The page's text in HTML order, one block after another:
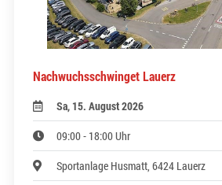
Nachwuchsschwinget Lauerz
Sa, 15. August 2026
09:00 - 18:00 Uhr
Sportanlage Husmatt, 6424 Lauerz